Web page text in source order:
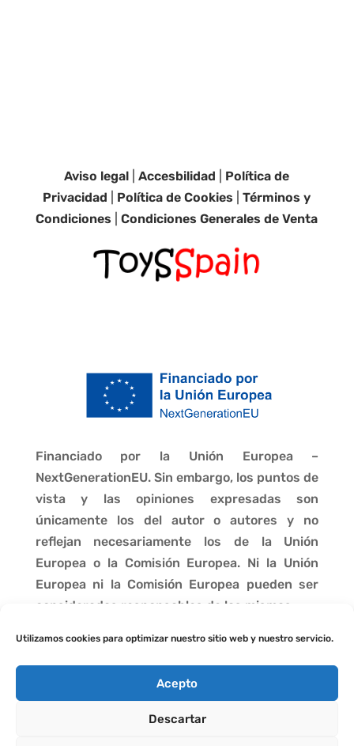
Utilizamos cookies para optimizar nuestro sitio web y nuestro servicio.
Acepto
Descartar
Aviso legal |Accesbilidad
Política de
Privacidad
Política de Cookies |Términos y
Condiciones |Condiciones Generales de Venta
Financiado por la Unión Europea –
NextGenerationEU. Sin embargo, los puntos de
vista y las opiniones expresadas son
únicamente los del autor o autores y no
reflejan necesariamente los de la Unión
Europea o la Comisión Europea. Ni la Unión
Europea ni la Comisión Europea pueden ser
consideradas responsables de las mismas.